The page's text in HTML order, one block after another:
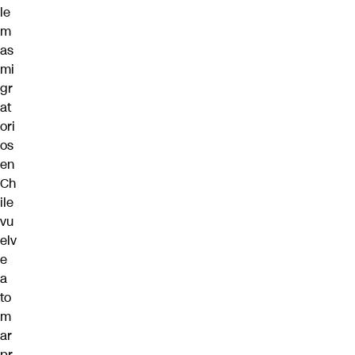
le
m
as
mi
gr
at
ori
os
en
Ch
ile
vu
elv
e
a
to
m
ar